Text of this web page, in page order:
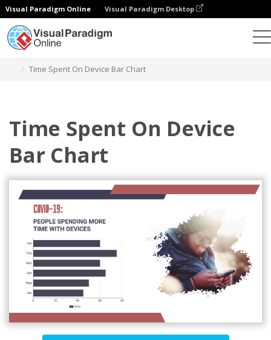
Visual Paradigm Online Visual Paradigm Desktop
Time Spent On Device Bar Chart
Time Spent On Device
Bar Chart